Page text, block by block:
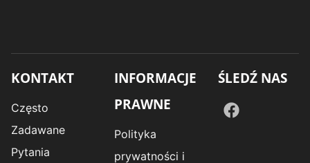
KONTAKT
Często
Zadawane
Pytania
INFORMACJE
PRAWNE
Polityka
prywatności i
ŚLEDŹ NAS